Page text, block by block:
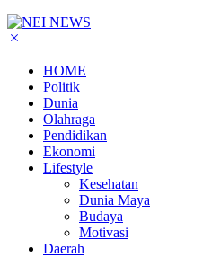
HOME
Politik
Dunia
Olahraga
Pendidikan
Ekonomi
Lifestyle
Kesehatan
Dunia Maya
Budaya
Motivasi
Daerah